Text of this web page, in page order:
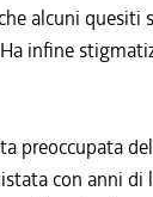
alcuni
infine
preoccupata
con anni